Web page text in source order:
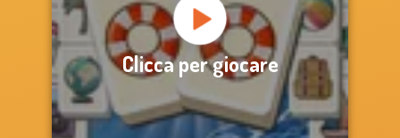
Clicca per giocare